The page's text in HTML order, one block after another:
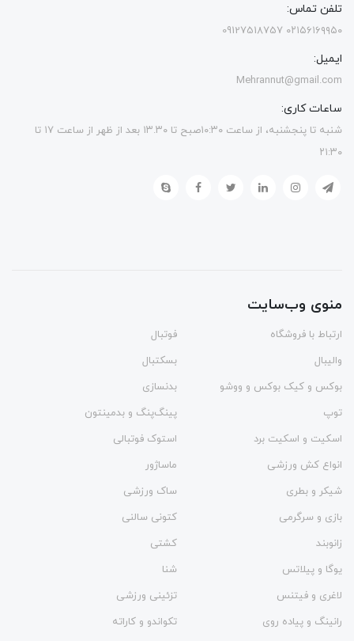
تلفن تماس:
۰۲۱۵۶۱۶۹۹۵۰ 09127518757
ایمیل:
Mehrannut@gmail.com
ساعات کاری:
شنبه تا پنجشنبه، از ساعت ۱۰:۳۰صبح تا ۱۳.۳۰ بعد از ظهر از ساعت ۱۷ تا
۲۱:۳۰
منوی وب‌سایت
ارتباط با فروشگاه
فوتبال
والیبال
بسکتبال
بوکس و کیک بوکس و ووشو
بدنسازی
توپ
پینگ‌پنگ و بدمينتون
اسکیت و اسکیت برد
استوک فوتبالی
انواع کش ورزشی
ماساژور
شیکر و بطری
ساک ورزشی
بازی و سرگرمی
کتونی سالنی
زانوبند
کشتی
یوگا و پیلاتس
شنا
لاغری و فیتنس
تزئینی ورزشی
رانینگ و پیاده روی
تکواندو و کاراته